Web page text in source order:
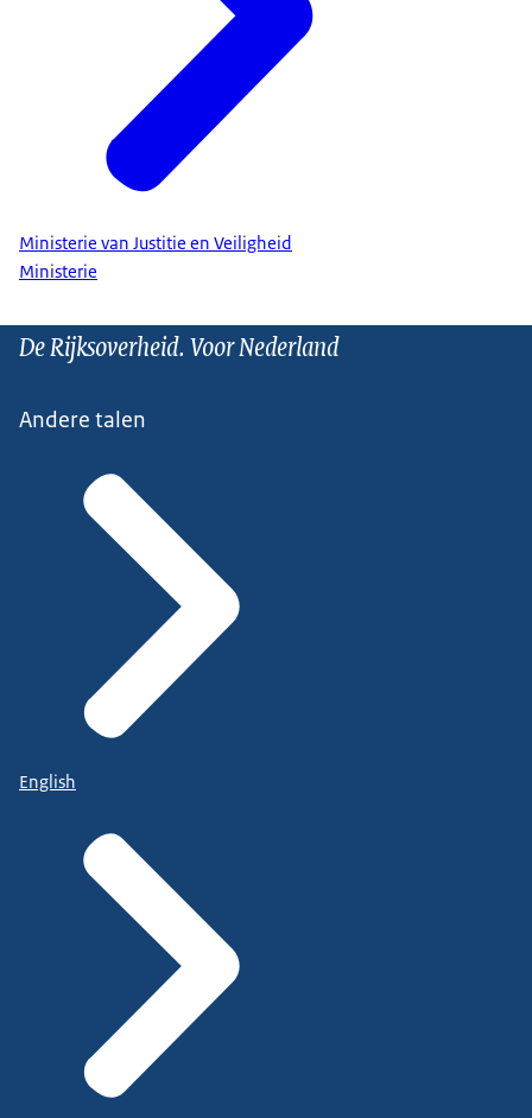
Ministerie van Justitie en Veiligheid
Ministerie
De Rijksoverheid. Voor Nederland
Andere talen
English